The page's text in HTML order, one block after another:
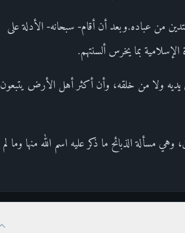
من عباده.وبعد أن أقام- سبحانه- الأدلة على
بما يخرس ألسنتهم.
يديه ولا من خلقه، وأن أكثر أهل الأرض يتبعون
مسألة الذبائح ما ذكر عليه اسم الله منها وما لم